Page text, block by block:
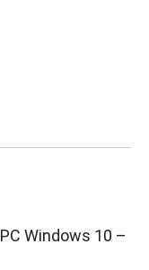
Windows 10 –